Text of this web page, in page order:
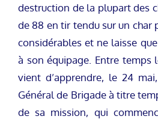
destruction de la plupart des
de 88 en tir tendu sur un char
considérables et ne laisse
à son équipage. Entre temps
vient d’apprendre, le 24
Général de Brigade à titre
de sa mission, qui